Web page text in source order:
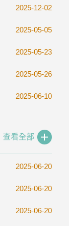
2025-12-02
2025-05-05
2025-05-23
2025-05-26
2025-06-10
查看全部
2025-06-20
2025-06-20
2025-06-20